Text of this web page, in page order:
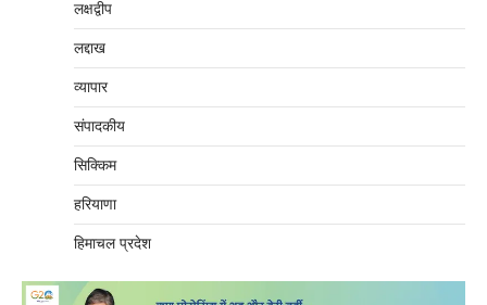
लक्षद्वीप
लद्दाख
व्यापार
संपादकीय
सिक्किम
हरियाणा
हिमाचल प्रदेश